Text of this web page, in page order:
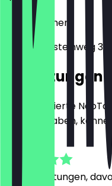
Bremen
Herdentorsteinweg 38
Bewertungen
Nur registrierte
besucht haben,
Bewertungen,